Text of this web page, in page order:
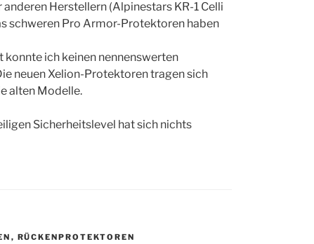
Herstellern (Alpinestars KR-1 Celli
schweren Pro Armor-Protektoren haben
konnte ich keinen nennenswerten
neuen Xelion-Protektoren tragen sich
alten Modelle.
Sicherheitslevel hat sich nichts
, RÜCKENPROTEKTOREN